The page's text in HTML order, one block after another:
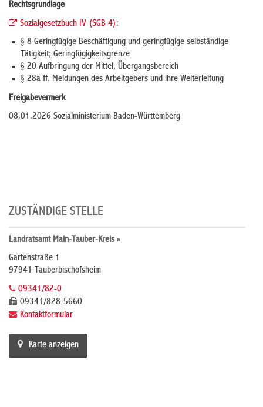
Rechtsgrundlage
Sozialgesetzbuch IV (SGB 4):
§ 8 Geringfügige Beschäftigung und geringfügige selbständige
Tätigkeit; Geringfügigkeitsgrenze
§ 20 Aufbringung der Mittel, Übergangsbereich
§ 28a ff. Meldungen des Arbeitgebers und ihre Weiterleitung
Freigabevermerk
08.01.2026 Sozialministerium Baden-Württemberg
ZUSTÄNDIGE STELLE
Landratsamt Main-Tauber-Kreis »
Gartenstraße 1
97941 Tauberbischofsheim
09341/82-0
09341/828-5660
Kontaktformular
Karte anzeigen